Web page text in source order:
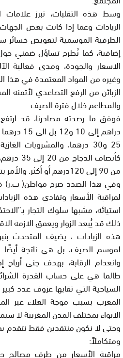
وسط هذه التقلبات، تبرز
الزيادات وعما إذا كانت بعض
الظرفية الموسمية لتعويض خسائر
إضافية، كما يُطرح تساؤل ضمني
الاسعار والجودة، ومدى فعالية
وغيره من المواد المعتمدة في
الزبائن من الرفع التصاعدي لأثمنة
والمطاعم خلال فترة الصيف
كأنصاف
من 90 إلى 120درهم أو أكثر. والأمر بتخطى المقاهي.
وفي هذا الصدد صرح مواطن( ب.ر)
لمراقبة الأسعار وتفادي هذه
استيائه، مشبها سلوك التجار
ذلك قد يُبعد الزوار ويعمق الازمة
هذه الزيادات ، يضيف المتحدث
لموسم الصيف، بل هي ناتجة أيضًا
وانعدام الرقابة، بهدف جني أرباح
طالما هي على حساب القدرة
السياحية التي تقابها عزوف عدد
المغرب بسبب موجة العلاء غير
الايواء بمختلف المدن المغربية لا
وحتى لا نكون منتقدين فقط نتقدم
ومتكاملاً:
مراقبة الأسعار من طرف مصالح